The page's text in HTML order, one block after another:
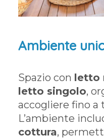
Ambiente
Spazio con letto
letto singolo,
accogliere fino a
L’ambiente
cottura,